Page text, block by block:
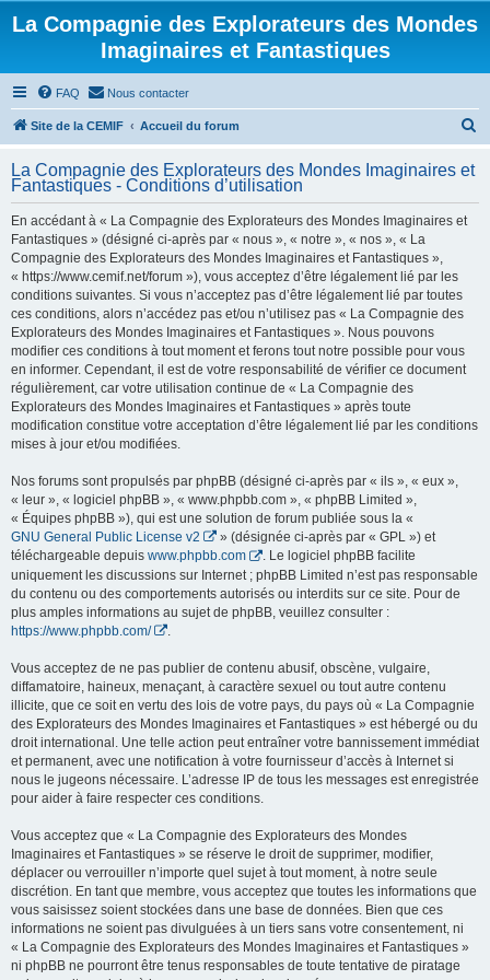
La Compagnie des Explorateurs des Mondes
Imaginaires et Fantastiques
FAQ Nous contacter
Site de la CEMIF Accueil du forum
h
La Compagnie des Explorateurs des Mondes Imaginaires et
Fantastiques - Conditions d’utilisation
En accédant à « La Compagnie des Explorateurs des Mondes Imaginaires et
Fantastiques » (désigné ci-après par « nous », « notre », « nos », « La
Compagnie des Explorateurs des Mondes Imaginaires et Fantastiques »,
« https://www.cemif.net/forum »), vous acceptez d’être légalement lié par les
conditions suivantes. Si vous n’acceptez pas d’être légalement lié par toutes
ces conditions, alors n’accédez pas et/ou n’utilisez pas « La Compagnie des
Explorateurs des Mondes Imaginaires et Fantastiques ». Nous pouvons
modifier ces conditions à tout moment et ferons tout notre possible pour vous
en informer. Cependant, il est de votre responsabilité de vérifier ce document
régulièrement, car votre utilisation continue de « La Compagnie des
Explorateurs des Mondes Imaginaires et Fantastiques » après toute
modification constitue votre acceptation d’être légalement lié par les conditions
mises à jour et/ou modifiées.
Nos forums sont propulsés par phpBB (désigné ci-après par « ils », « eux »,
« leur », « logiciel phpBB », « www.phpbb.com », « phpBB Limited »,
« Équipes phpBB »), qui est une solution de forum publiée sous la «
GNU General Public License v2
» (désignée ci-après par « GPL ») et
téléchargeable depuis www.phpbb.com
. Le logiciel phpBB facilite
uniquement les discussions sur Internet ; phpBB Limited n’est pas responsable
du contenu ou des comportements autorisés ou interdits sur ce site. Pour de
plus amples informations au sujet de phpBB, veuillez consulter :
https://www.phpbb.com/
Vous acceptez de ne pas publier de contenu abusif, obscène, vulgaire,
diffamatoire, haineux, menaçant, à caractère sexuel ou tout autre contenu
illicite, que ce soit en vertu des lois de votre pays, du pays où « La Compagnie
des Explorateurs des Mondes Imaginaires et Fantastiques » est hébergé ou du
droit international. Une telle action peut entraîner votre bannissement immédiat
et permanent, avec une notification à votre fournisseur d’accès à Internet si
nous le jugeons nécessaire. L’adresse IP de tous les messages est enregistrée
pour aider à faire respecter ces conditions.
Vous acceptez que « La Compagnie des Explorateurs des Mondes
Imaginaires et Fantastiques » se réserve le droit de supprimer, modifier,
déplacer ou verrouiller n’importe quel sujet à tout moment, à notre seule
discrétion. En tant que membre, vous acceptez que toutes les informations que
vous saisissez soient stockées dans une base de données. Bien que ces
informations ne soient pas divulguées à un tiers sans votre consentement, ni
« La Compagnie des Explorateurs des Mondes Imaginaires et Fantastiques »
ni phpBB ne pourront être tenus responsables de toute tentative de piratage